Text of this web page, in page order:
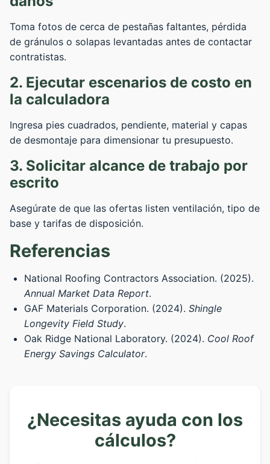
Toma fotos de cerca de pestañas faltantes, pérdida
de gránulos o solapas levantadas antes de contactar
contratistas.
2. Ejecutar escenarios de costo en
la calculadora
Ingresa pies cuadrados, pendiente, material y capas
de desmontaje para dimensionar tu presupuesto.
3. Solicitar alcance de trabajo por
escrito
Asegúrate de que las ofertas listen ventilación, tipo de
base y tarifas de disposición.
Referencias
National Roofing Contractors Association. (2025).
Annual Market Data Report.
GAF Materials Corporation. (2024). Shingle
Longevity Field Study.
Oak Ridge National Laboratory. (2024). Cool Roof
Energy Savings Calculator.
¿Necesitas ayuda con los
cálculos?